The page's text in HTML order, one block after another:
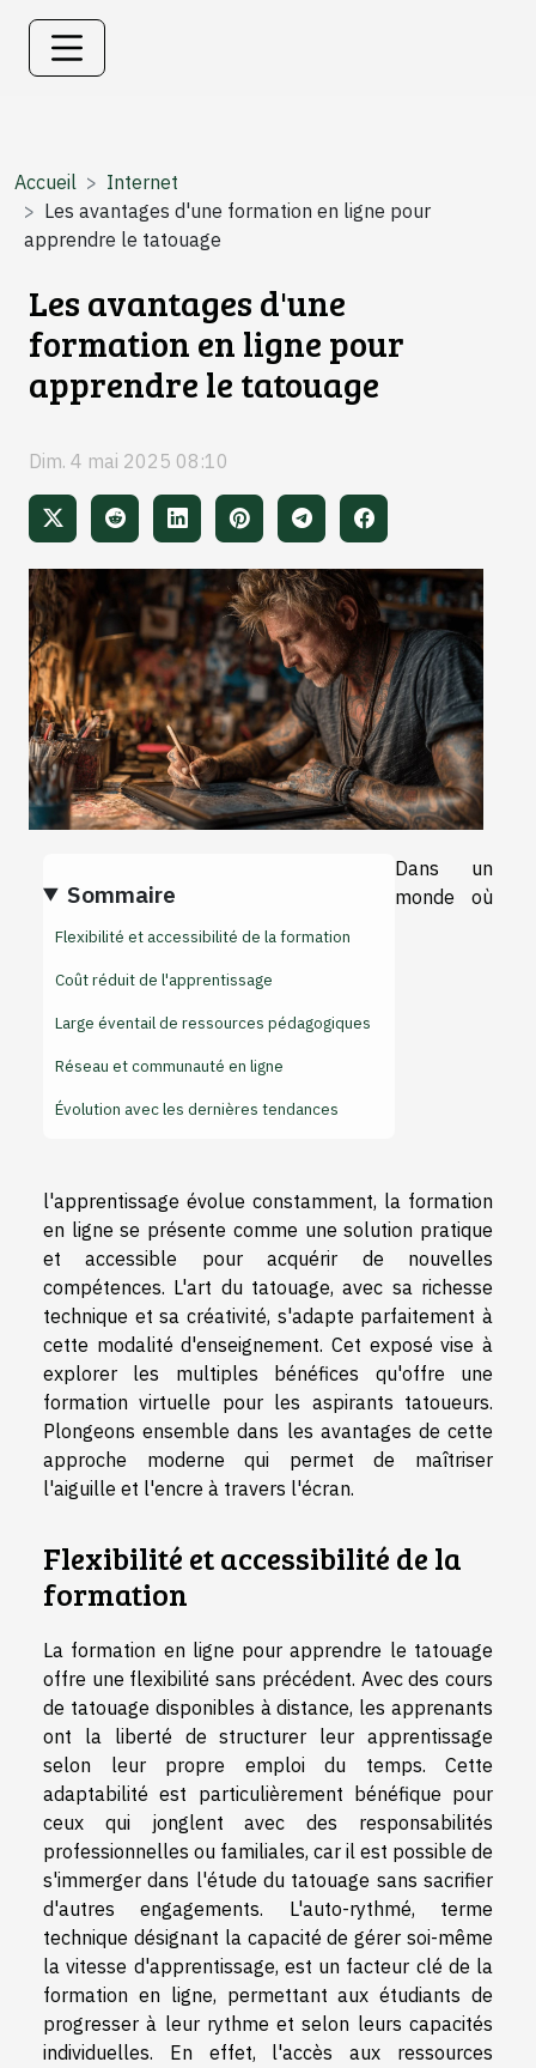
Accueil
Internet
Les avantages d'une formation en ligne pour
apprendre le tatouage
Les avantages d'une
formation en ligne pour
apprendre le tatouage
Dim. 4 mai 2025 08:10
Sommaire
Flexibilité et accessibilité de la formation
Coût réduit de l'apprentissage
Large éventail de ressources pédagogiques
Réseau et communauté en ligne
Évolution avec les dernières tendances
Dans un
monde où
l'apprentissage évolue constamment, la formation
en ligne se présente comme une solution pratique
et accessible pour acquérir de nouvelles
compétences. L'art du tatouage, avec sa richesse
technique et sa créativité, s'adapte parfaitement à
cette modalité d'enseignement. Cet exposé vise à
explorer les multiples bénéfices qu'offre une
formation virtuelle pour les aspirants tatoueurs.
Plongeons ensemble dans les avantages de cette
approche moderne qui permet de maîtriser
l'aiguille et l'encre à travers l'écran.
Flexibilité et accessibilité de la
formation
La formation en ligne pour apprendre le tatouage
offre une flexibilité sans précédent. Avec des cours
de tatouage disponibles à distance, les apprenants
ont la liberté de structurer leur apprentissage
selon leur propre emploi du temps. Cette
adaptabilité est particulièrement bénéfique pour
ceux qui jonglent avec des responsabilités
professionnelles ou familiales, car il est possible de
s'immerger dans l'étude du tatouage sans sacrifier
d'autres engagements. L'auto-rythmé, terme
technique désignant la capacité de gérer soi-même
la vitesse d'apprentissage, est un facteur clé de la
formation en ligne, permettant aux étudiants de
progresser à leur rythme et selon leurs capacités
individuelles. En effet, l'accès aux ressources